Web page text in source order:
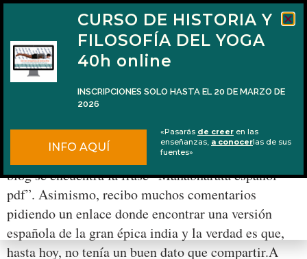
El Mahābhārata en español y en PDF
Entre las búsquedas más populares que llevan a este
blog se encuentra la frase “Mahabharata español
pdf”. Asimismo, recibo muchos comentarios
pidiendo un enlace donde encontrar una versión
española de la gran épica india y la verdad es que,
hasta hoy, no tenía un buen dato que compartir.A
CURSO DE HISTORIA Y
FILOSOFÍA DEL YOGA
40h online
INSCRIPCIONES SOLO HASTA EL 20 DE MARZO DE
2026
INFO AQUÍ
«Pasarás de creer en las
enseñanzas, a conocerlas de sus
fuentes»